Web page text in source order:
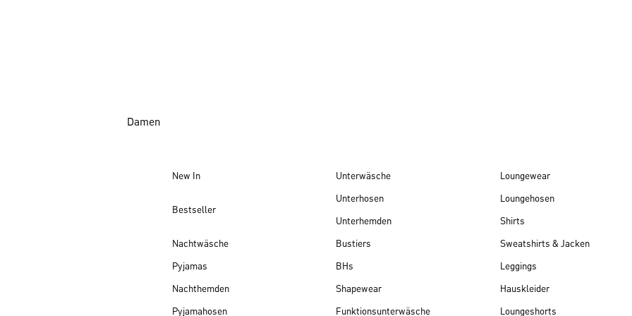
Damen
New In
Bestseller
Nachtwäsche
Pyjamas
Nachthemden
Pyjamahosen
Unterwäsche
Unterhosen
Unterhemden
Bustiers
BHs
Shapewear
Funktionsunterwäsche
Loungewear
Loungehosen
Shirts
Sweatshirts & Jacken
Leggings
Hauskleider
Loungeshorts